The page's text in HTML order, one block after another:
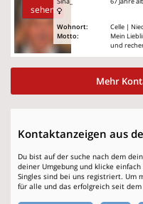
sehen
Wohnort:
Motto:
Celle |
Mein
und
Mehr
Kontaktanzeigen aus
Du bist auf der suche nach dem
deiner Umgebung und klicke
Singles sind bei uns registriert. Um
für alle und das erfolgreich seit dem